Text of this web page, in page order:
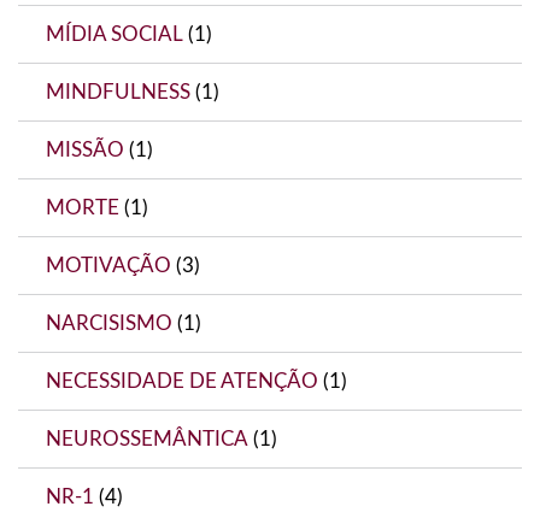
MÍDIA SOCIAL (1)
MINDFULNESS (1)
MISSÃO (1)
MORTE (1)
MOTIVAÇÃO (3)
NARCISISMO (1)
NECESSIDADE DE ATENÇÃO (1)
NEUROSSEMÂNTICA (1)
NR-1 (4)